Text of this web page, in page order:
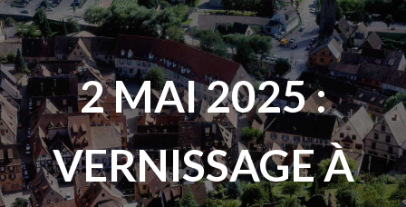
2 MAI 2025 :
VERNISSAGE À